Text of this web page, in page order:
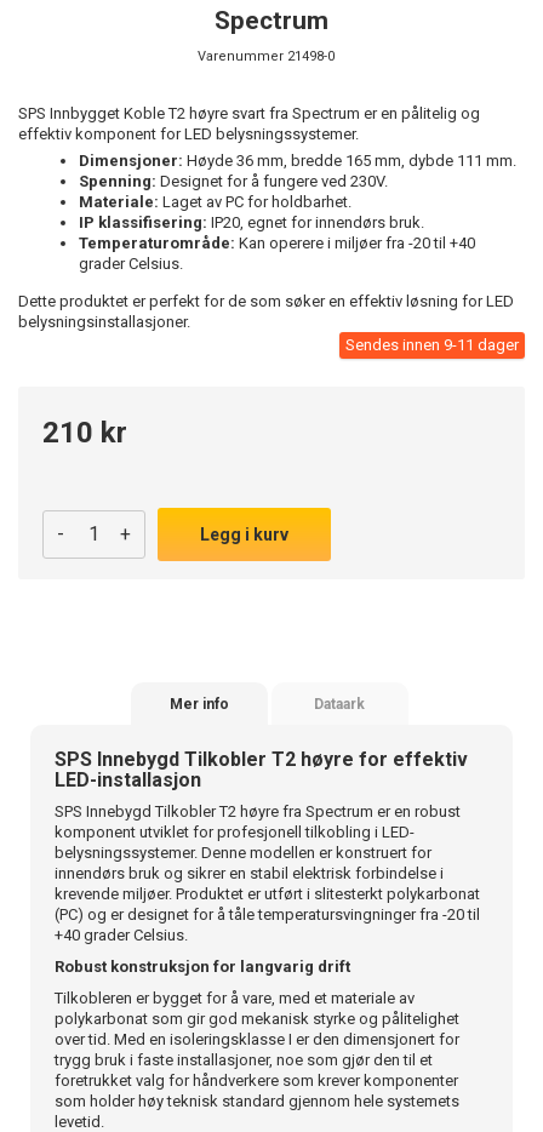
Spectrum
Varenummer 21498-0
SPS Innbygget Koble T2 høyre svart fra Spectrum er en pålitelig og
effektiv komponent for LED belysningssystemer.
Dimensjoner: Høyde 36 mm, bredde 165 mm, dybde 111 mm.
Spenning: Designet for å fungere ved 230V.
Materiale: Laget av PC for holdbarhet.
IP klassifisering: IP20, egnet for innendørs bruk.
Temperaturområde: Kan operere i miljøer fra -20 til +40
grader Celsius.
Dette produktet er perfekt for de som søker en effektiv løsning for LED
belysningsinstallasjoner.
Sendes innen 9-11 dager
210 kr
- + Legg i kurv
Mer info Dataark
SPS Innebygd Tilkobler T2 høyre for effektiv
LED-installasjon
SPS Innebygd Tilkobler T2 høyre fra Spectrum er en robust
komponent utviklet for profesjonell tilkobling i LED-
belysningssystemer. Denne modellen er konstruert for
innendørs bruk og sikrer en stabil elektrisk forbindelse i
krevende miljøer. Produktet er utført i slitesterkt polykarbonat
(PC) og er designet for å tåle temperatursvingninger fra -20 til
+40 grader Celsius.
Robust konstruksjon for langvarig drift
Tilkobleren er bygget for å vare, med et materiale av
polykarbonat som gir god mekanisk styrke og pålitelighet
over tid. Med en isoleringsklasse I er den dimensjonert for
trygg bruk i faste installasjoner, noe som gjør den til et
foretrukket valg for håndverkere som krever komponenter
som holder høy teknisk standard gjennom hele systemets
levetid.